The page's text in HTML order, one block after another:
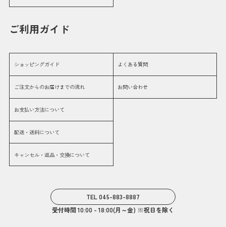
ご利用ガイド
ショッピングガイド
ご注文からのお届けまでの流れ
お支払い方法について
配送・送料について
キャンセル・返品・交換について
よくある質問
お問い合わせ
TEL 045-883-8887
受付時間 10:00 - 18:00(月～金) ※祝日を除く